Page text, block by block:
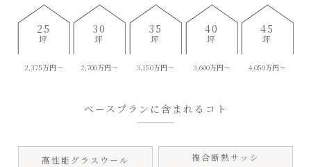
25
坪
2,375万円〜
30
坪
2,700万円〜
35
坪
3,150万円〜
40
坪
3,600万円〜
45
坪
4,050万円〜
ベースプランに含まれるコト
高性能グラスウール
複合断熱サッシ